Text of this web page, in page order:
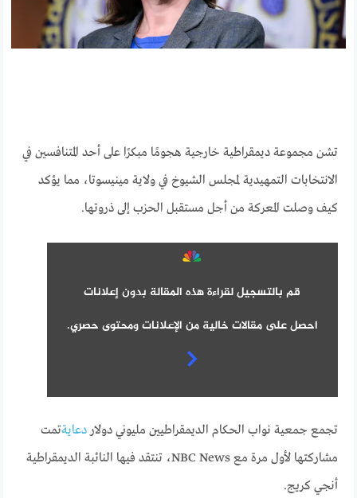
تشن مجموعة ديمقراطية خارجية هجومًا مبكرًا على أحد المتنافسين في
الانتخابات التمهيدية لمجلس الشيوخ في ولاية مينيسوتا، مما يؤكد
كيف وصلت المعركة من أجل مستقبل الحزب إلى ذروتها.
قم بالتسجيل لقراءة هذه المقالة بدون إعلانات
احصل على مقالات خالية من الإعلانات ومحتوى حصري.
تجمع جمعية نواب الحكام الديمقراطيين مليوني دولاردعايةتمت
مشاركتها لأول مرة مع NBC News، تنتقد فيها النائبة الديمقراطية
أنجي كريج.